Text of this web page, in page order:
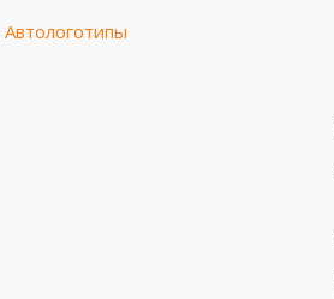
Автологотипы